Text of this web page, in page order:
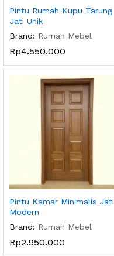
Pintu Rumah Kupu Tarung
Jati Unik
Brand: Rumah Mebel
Rp4.550.000
Pintu Kamar Minimalis Jati
Modern
Brand: Rumah Mebel
Rp2.950.000